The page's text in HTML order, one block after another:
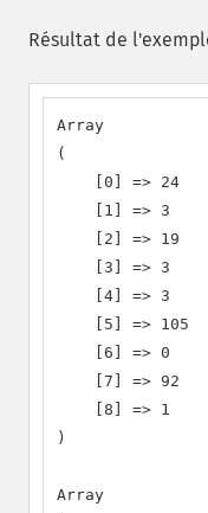
Résultat de
Array
(
    [0] => 24
    [1] => 3
    [2] => 19
    [3] => 3
    [4] => 3
    [5] => 105
    [6] => 0
    [7] => 92
    [8] => 1
)
Array